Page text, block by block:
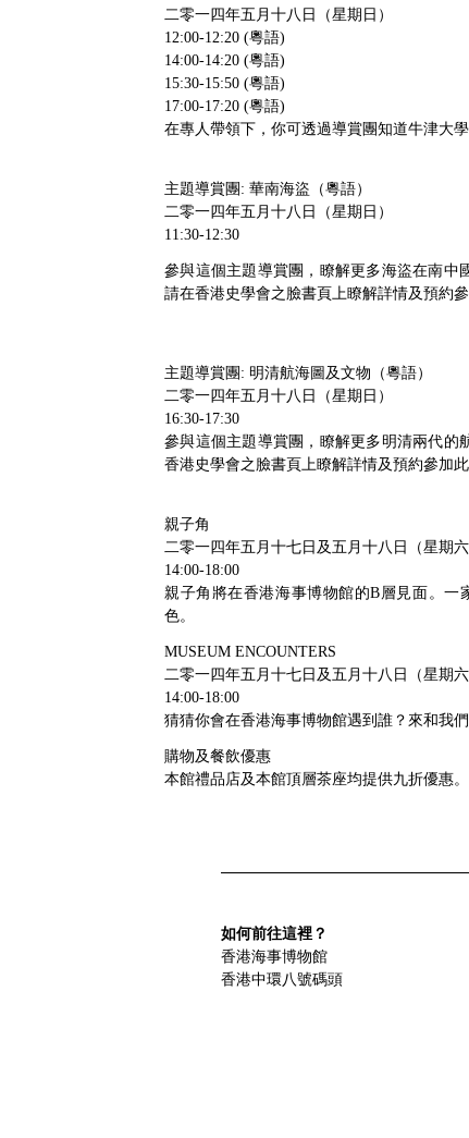
二零一四年五月十八日（星期日）
12:00-12:20 (粵語)
14:00-14:20 (粵語)
15:30-15:50 (粵語)
17:00-17:20 (粵語)
在專人帶領下，你可透過導賞團知道牛津大
主題導賞團: 華南海盜（粵語）
二零一四年五月十八日（星期日）
11:30-12:30
參與這個主題導賞團，瞭解更多海盜在南中
請在香港史學會之臉書頁上瞭解詳情及預約參
主題導賞團: 明清航海圖及文物（粵語）
二零一四年五月十八日（星期日）
16:30-17:30
參與這個主題導賞團，瞭解更多明清兩代的
香港史學會之臉書頁上瞭解詳情及預約參加此
親子角
二零一四年五月十七日及五月十八日（星期六
14:00-18:00
親子角將在香港海事博物館的B層見面。
色。
MUSEUM ENCOUNTERS
二零一四年五月十七日及五月十八日（星期六
14:00-18:00
猜猜你會在香港海事博物館遇到誰？來和我
購物及餐飲優惠
本館禮品店及本館頂層茶座均提供九折優惠。
如何前往這裡？
香港海事博物館
香港中環八號碼頭